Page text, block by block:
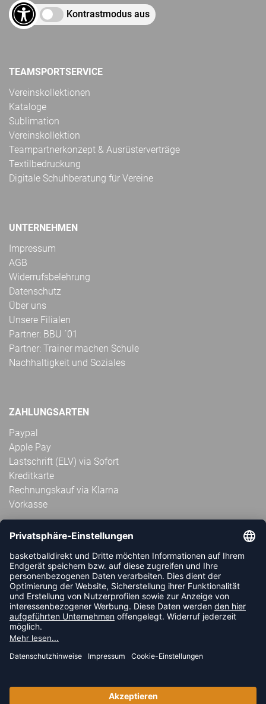
Kontrastmodus aus
TEAMSPORTSERVICE
Vereinskollektionen
Kataloge
Sublimation
Vereinskollektion
Teampartnerkonzept & Ausrüsterverträge
Textilbedruckung
Digitale Schuhberatung für Vereine
UNTERNEHMEN
Impressum
AGB
Widerrufsbelehrung
Datenschutz
Über uns
Unsere Filialen
Partner: BBU ´01
Partner: Trainer machen Schule
Nachhaltigkeit und Soziales
ZAHLUNGSARTEN
Paypal
Apple Pay
Lastschrift (ELV) via Sofort
Kreditkarte
Rechnungskauf via Klarna
Vorkasse
ABONNIERE JETZT DEN KOSTENLOSEN
HANDBALLDIREKT-NEWSLETTER UND VERPASSE KEINE
NEUIGKEIT ODER AKTION MEHR.
JETZT ANMELDEN